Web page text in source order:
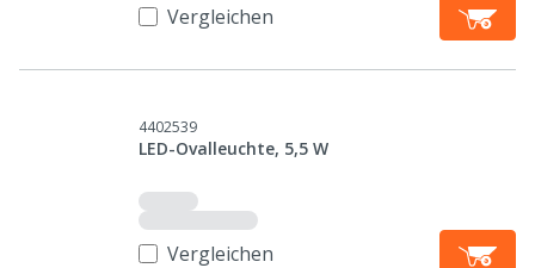
Vergleichen
4402539
LED-Ovalleuchte, 5,5 W
Vergleichen